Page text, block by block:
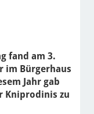
fand am 3.
im Bürgerhaus
Jahr gab
Kniprodinis zu